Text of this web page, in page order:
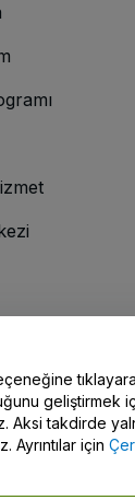
/ Bize
geliştirmek
Aksi takdirde
Ayrıntılar için